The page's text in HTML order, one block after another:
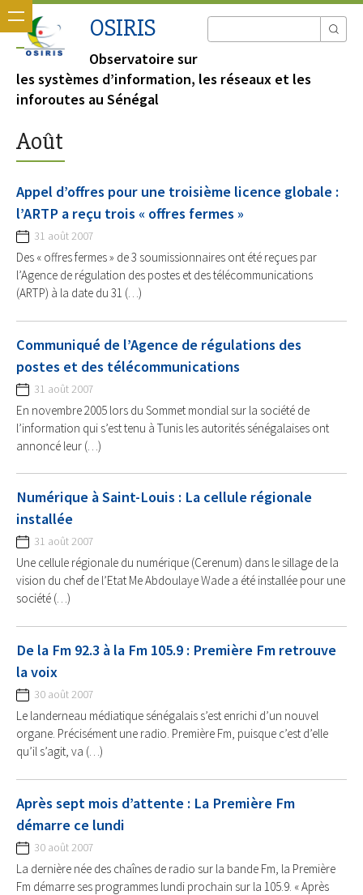
OSIRIS
Observatoire sur
les systèmes d’information, les réseaux et les
inforoutes au Sénégal
Août
Appel d’offres pour une troisième licence globale :
l’ARTP a reçu trois « offres fermes »
31 août 2007
Des « offres fermes » de 3 soumissionnaires ont été reçues par
l’Agence de régulation des postes et des télécommunications
(ARTP) à la date du 31 (…)
Communiqué de l’Agence de régulations des
postes et des télécommunications
31 août 2007
En novembre 2005 lors du Sommet mondial sur la société de
l’information qui s’est tenu à Tunis les autorités sénégalaises ont
annoncé leur (…)
Numérique à Saint-Louis : La cellule régionale
installée
31 août 2007
Une cellule régionale du numérique (Cerenum) dans le sillage de la
vision du chef de l’Etat Me Abdoulaye Wade a été installée pour une
société (…)
De la Fm 92.3 à la Fm 105.9 : Première Fm retrouve
la voix
30 août 2007
Le landerneau médiatique sénégalais s’est enrichi d’un nouvel
organe. Précisément une radio. Première Fm, puisque c’est d’elle
qu’il s’agit, va (…)
Après sept mois d’attente : La Première Fm
démarre ce lundi
30 août 2007
La dernière née des chaînes de radio sur la bande Fm, la Première
Fm démarre ses programmes lundi prochain sur la 105.9. « Après